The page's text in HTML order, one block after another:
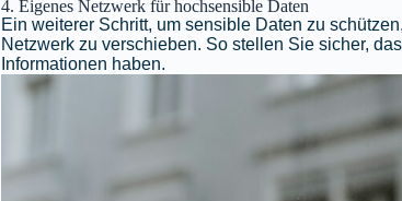
4. Eigenes Netzwerk für hochsensible Daten
Ein weiterer Schritt, um sensible Daten zu
Netzwerk zu verschieben. So stellen Sie sicher,
Informationen haben.